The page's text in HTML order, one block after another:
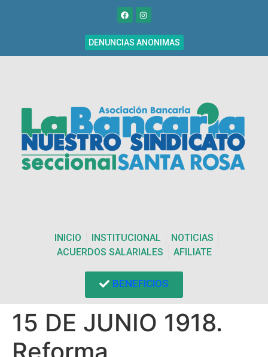
DENUNCIAS ANONIMAS
INICIO INSTITUCIONAL
NOTICIAS
ACUERDOS SALARIALES
AFILIATE
BENEFICIOS
15 DE JUNIO 1918.